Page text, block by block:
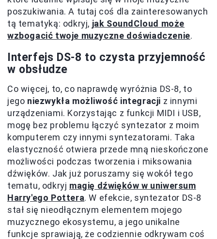
poszukiwania. A tutaj coś dla zainteresowanych
tą tematyką: odkryj, jak SoundCloud może
wzbogacić twoje muzyczne doświadczenie.
Interfejs DS-8 to czysta przyjemność
w obsłudze
Co więcej, to, co naprawdę wyróżnia DS-8, to
jego niezwykła możliwość integracji z innymi
urządzeniami. Korzystając z funkcji MIDI i USB,
mogę bez problemu łączyć syntezator z moim
komputerem czy innymi syntezatorami. Taka
elastyczność otwiera przede mną nieskończone
możliwości podczas tworzenia i miksowania
dźwięków. Jak już poruszamy się wokół tego
tematu, odkryj magię dźwięków w uniwersum
Harry'ego Pottera. W efekcie, syntezator DS-8
stał się nieodłącznym elementem mojego
muzycznego ekosystemu, a jego unikalne
funkcje sprawiają, że codziennie odkrywam coś